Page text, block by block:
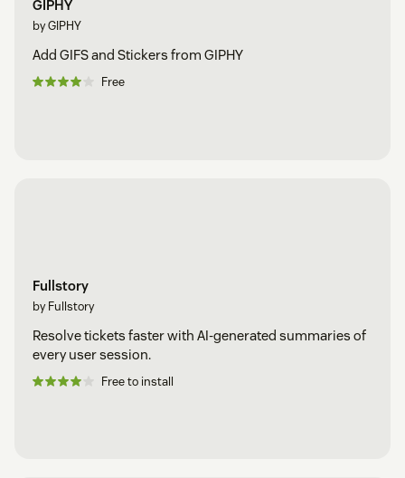
GIPHY
by GIPHY
Add GIFS and Stickers from GIPHY
Free
Fullstory
by Fullstory
Resolve tickets faster with AI-generated summaries of
every user session.
Free to install